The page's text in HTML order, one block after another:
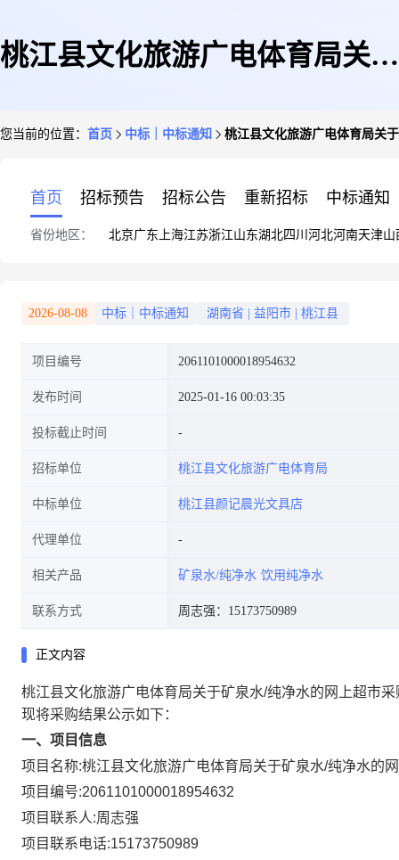
桃江县文化旅游广电体育局关于
您当前的位置： 首页 中标｜中标通知 桃江县文化旅游广电体育局关
首页 招标预告 招标公告 重新招标 中标通知
省份地区： 北京广东 上海江苏浙江山东湖北四川 河北河南天津山
2026-08-08 中标｜中标通知 湖南省 益阳市 桃江县
项目编号 2061101000018954632
发布时间 2025-01-16 00:03:35
投标截止时间
招标单位 桃江县文化旅游广电体育局
中标单位 桃江县颜记晨光文具店
代理单位
相关产品 矿泉水/纯净水 饮用纯净水
联系方式 周志强：15173750989
正文内容
桃江县文化旅游广电体育局关于矿泉水/纯净水的网上超市采
现将采购结果公示如下：
一、项目信息
项目名称:桃江县文化旅游广电体育局关于矿泉水/纯净水的
项目编号:2061101000018954632
项目联系人:周志强
项目联系电话:15173750989